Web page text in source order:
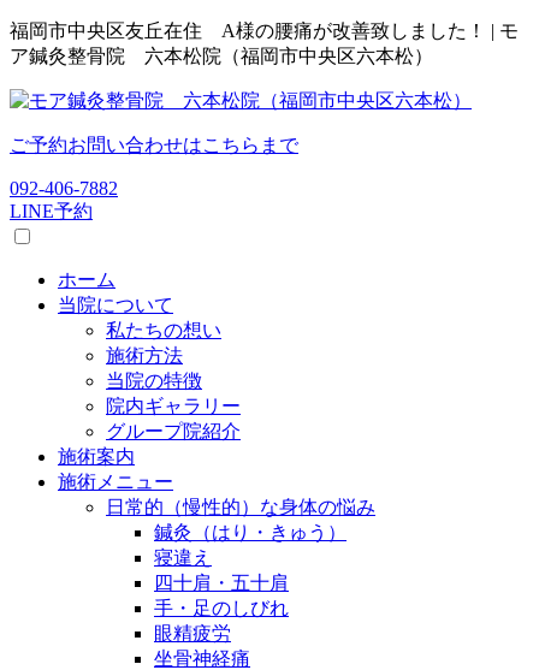
福岡市中央区友丘在住 A様の腰痛が改善致しました！ | モ
ア鍼灸整骨院 六本松院（福岡市中央区六本松）
ご予約お問い合わせはこちらまで
092-406-7882
LINE予約
ホーム
当院について
私たちの想い
施術方法
当院の特徴
院内ギャラリー
グループ院紹介
施術案内
施術メニュー
日常的（慢性的）な身体の悩み
鍼灸（はり・きゅう）
寝違え
四十肩・五十肩
手・足のしびれ
眼精疲労
坐骨神経痛